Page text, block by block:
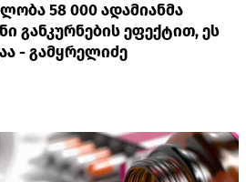
58 000 ადამიანმა
განკურნების ეფექტით, ეს
- გამყრელიძე